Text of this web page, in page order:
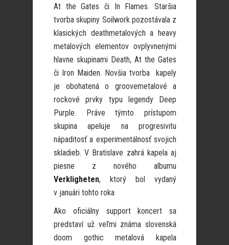
At the Gates či In Flames. Staršia
tvorba skupiny Soilwork pozostávala z
klasických deathmetalových a heavy
metalových elementov ovplyvnenými
hlavne skupinami Death, At the Gates
či Iron Maiden. Novšia tvorba kapely
je obohatená o groovemetalové a
rockové prvky typu legendy Deep
Purple. Práve týmto prístupom
skupina apeluje na progresivitu
nápaditosť a experimentálnosť svojich
skladieb. V Bratislave zahrá kapela aj
piesne z nového albumu
Verkligheten, ktorý bol vydaný
v januári tohto roka
Ako oficiálny support koncert sa
predstaví už veľmi známa slovenská
doom gothic metalová kapela